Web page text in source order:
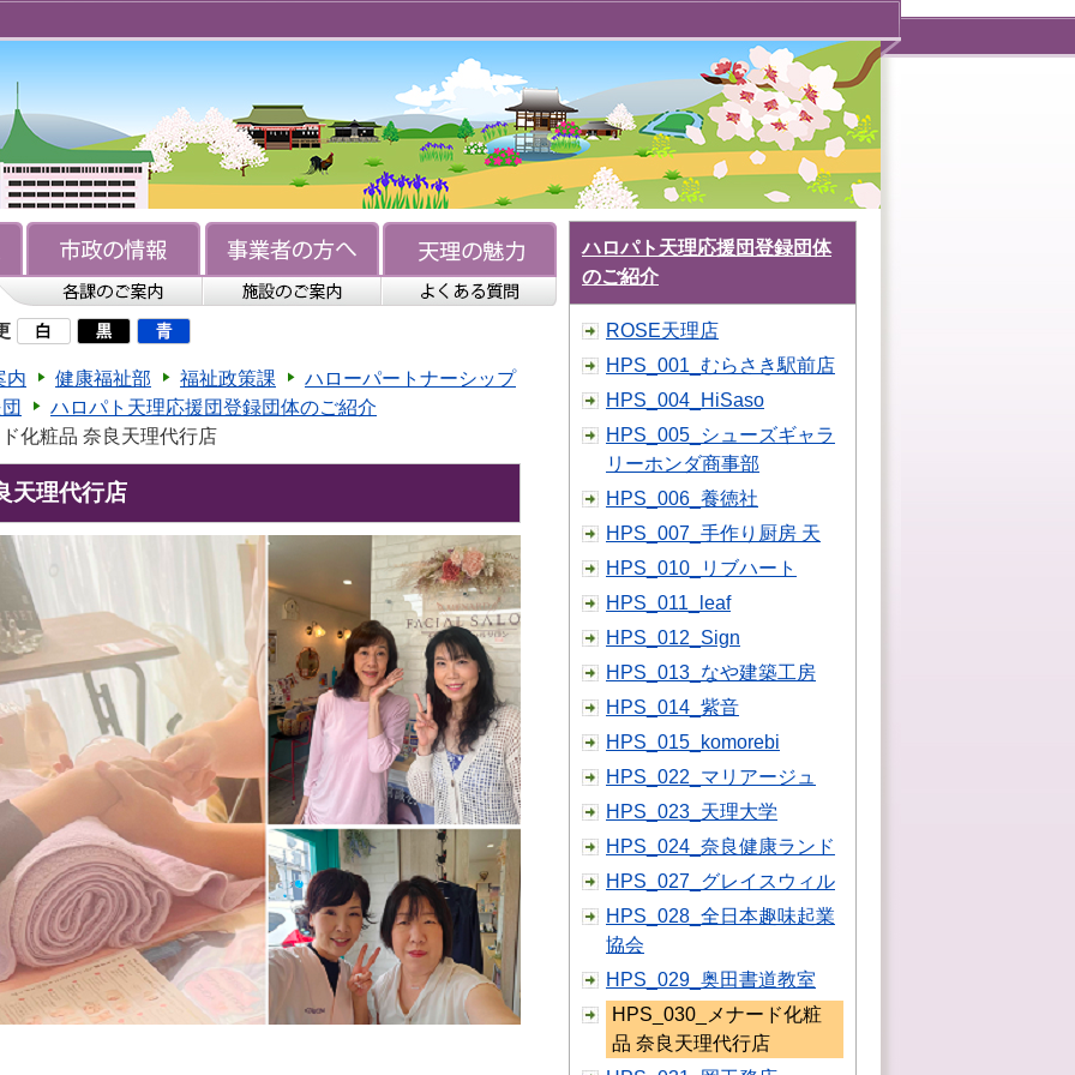
内 健康福祉部 福祉政策課
ハローパートナーシップ
ハロパト天理応援団登録団体のご紹介
化粧品 奈良天理代行店
天理代行店
ハロパト天理応援団登録団体
のご紹介
ROSE天理店
HPS_001_むらさき駅前店
HPS_004_HiSaso
HPS_005_シューズギャラ
リーホンダ商事部
HPS_006_養徳社
HPS_007_手作り厨房 天
HPS_010_リブハート
HPS_011_leaf
HPS_012_Sign
HPS_013_なや建築工房
HPS_014_紫音
HPS_015_komorebi
HPS_022_マリアージュ
HPS_023_天理大学
HPS_024_奈良健康ランド
HPS_027_グレイスウィル
HPS_028_全日本趣味起業
協会
HPS_029_奥田書道教室
HPS_030_メナード化粧
品 奈良天理代行店